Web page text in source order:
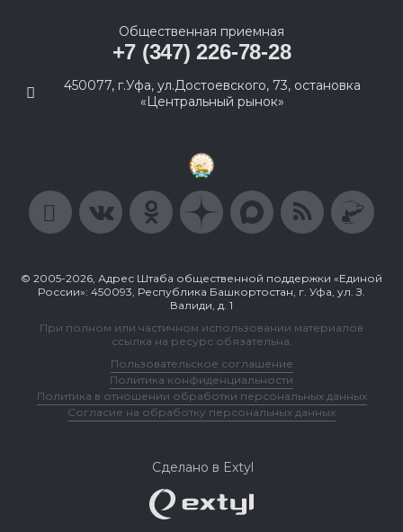
Общественная приемная
+7 (347) 226-78-28
450077, г.Уфа, ул.Достоевского, 73, остановка
«Центральный рынок»
© 2005-2026, Адрес Штаба общественной поддержки «Единой
России»: 450093, Республика Башкортостан, г. Уфа, ул. З.
Валиди, д. 1
При полном или частичном использовании материалов
ссылка на ресурс обязательна.
Пользовательское соглашение
Политика конфиденциальности
Политика в отношении обработки персональных данных
Согласие на обработку персональных данных
Сделано в Extyl